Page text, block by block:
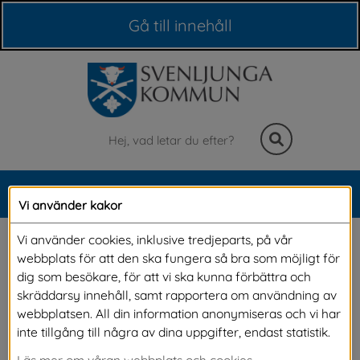
Gå till innehåll
Sök
Meny
Kommunfakta
Vi har en vacker natur med många sjöar, goda
möjligheter till rekreation, bra bostäder och
god service. Kommunen ligger längst ner i
Vi använder kakor
Vi använder cookies, inklusive tredjeparts, på vår
webbplats för att den ska fungera så bra som möjligt för
dig som besökare, för att vi ska kunna förbättra och
skräddarsy innehåll, samt rapportera om användning av
webbplatsen. All din information anonymiseras och vi har
inte tillgång till några av dina uppgifter, endast statistik.